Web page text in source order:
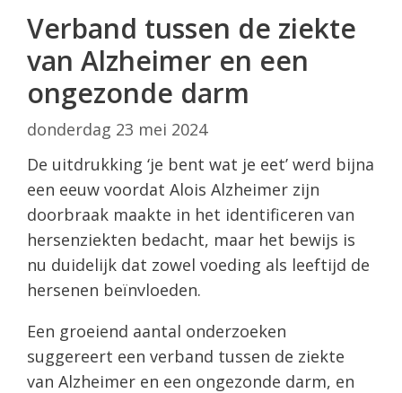
Verband tussen de ziekte
van Alzheimer en een
ongezonde darm
donderdag 23 mei 2024
De uitdrukking ‘je bent wat je eet’ werd bijna
een eeuw voordat Alois Alzheimer zijn
doorbraak maakte in het identificeren van
hersenziekten bedacht, maar het bewijs is
nu duidelijk dat zowel voeding als leeftijd de
hersenen beïnvloeden.
Een groeiend aantal onderzoeken
suggereert een verband tussen de ziekte
van Alzheimer en een ongezonde darm, en